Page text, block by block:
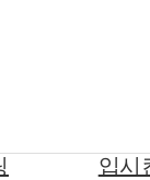
입시